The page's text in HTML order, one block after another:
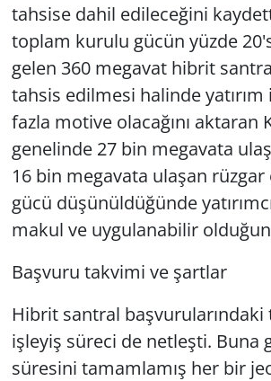
tahsise dahil edileceğini
toplam kurulu gücün yüzde
gelen 360 megavat hibrit
tahsis edilmesi halinde
fazla motive olacağını aktaran
genelinde 27 bin megavata
16 bin megavata ulaşan
gücü düşünüldüğünde
makul ve uygulanabilir
Başvuru takvimi ve şartlar
Hibrit santral başvurularındaki
işleyiş süreci de netleşti. Buna
süresini tamamlamış her bir